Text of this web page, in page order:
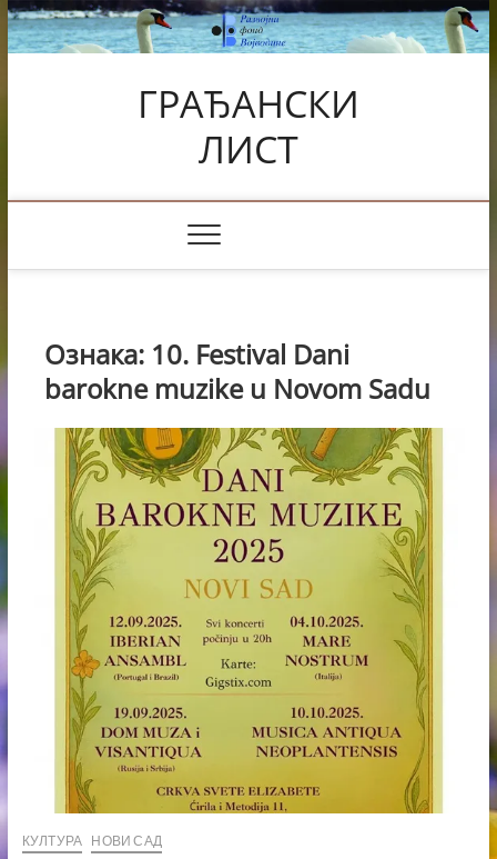
Skip
to
content
ГРАЂАНСКИ
ЛИСТ
Ознака: 10. Festival Dani
barokne muzike u Novom Sadu
КУЛТУРА НОВИ САД